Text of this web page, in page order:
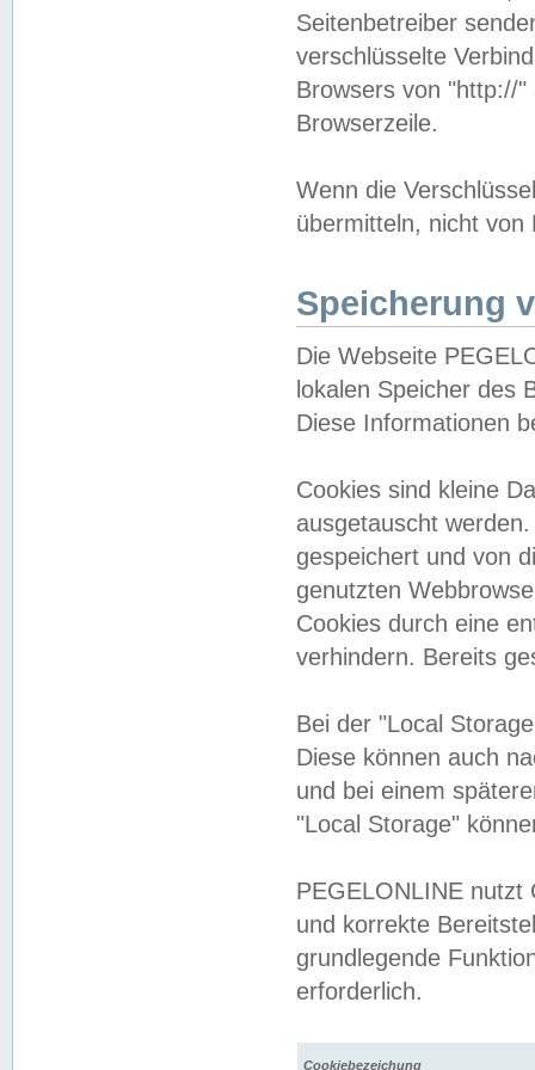
Seitenbetreiber
verschlüsselte
Browsers von "http://
Browserzeile.
Wenn die
übermitteln, nicht von
Speicherung
Die Webseite
lokalen Speicher des
Diese Informationen
Cookies sind kleine
ausgetauscht
gespeichert und von
genutzten
Cookies durch eine
verhindern. Bereits
Bei der "Local
Diese können auch
und bei einem
"Local Storage"
PEGELONLINE nutzt
und korrekte
grundlegende
erforderlich.
Cookiebezeichung